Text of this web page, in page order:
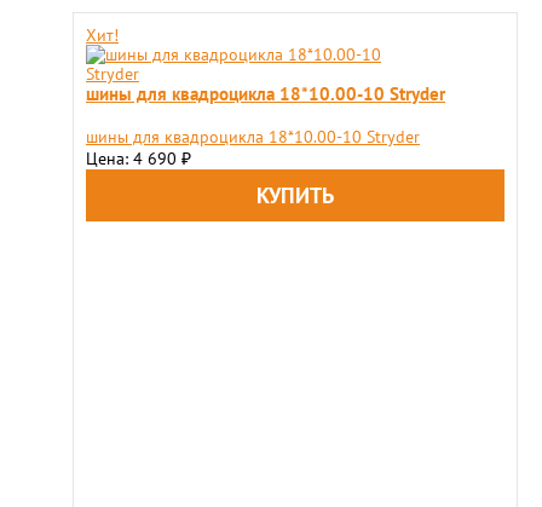
Хит!
шины для квадроцикла 18*10.00-10 Stryder
шины для квадроцикла 18*10.00-10 Stryder
Цена: 4 690 ₽